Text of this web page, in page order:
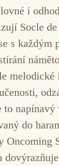
i
Socle de
s každým
melodické
napínavý
do
Oncoming